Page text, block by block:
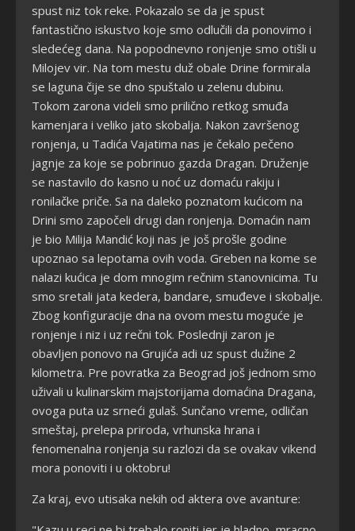
spust niz tok reke. Pokazalo se da je spust
fantastično iskustvo koje smo odlučili da ponovimo i
sledećeg dana. Na popodnevno ronjenje smo otišli u
Milojev vir. Na tom mestu duž obale Drine formirala
se laguna čije se dno spuštalo u zelenu dubinu.
Tokom zarona videli smo prilično retkog smuđa
kamenjara i veliko jato skobalja. Nakon završenog
ronjenja, u Tadića Vajatima nas je čekalo pečeno
jagnje za koje se pobrinuo gazda Dragan. Druženje
se nastavilo do kasno u noć uz domaću rakiju i
ronilačke priče. Sa na daleko poznatom kućicom na
Drini smo započeli drugi dan ronjenja. Domaćin nam
je bio Milija Mandić koji nas je još prošle godine
upoznao sa lepotama ovih voda. Greben na kome se
nalazi kućica je dom mnogim rečnim stanovnicima. Tu
smo sretali jata kedera, bandare, smuđeve i skobalje.
Zbog konfiguracije dna na ovom mestu moguće je
ronjenje i niz i uz rečni tok. Poslednji zaron je
obavljen ponovo na Grujića adi uz spust dužine 2
kilometra. Pre povratka za Beograd još jednom smo
uživali u kulinarskim majstorijama domaćina Dragana,
ovoga puta uz srneći gulaš. Sunčano vreme, odličan
smeštaj, prelepa priroda, vrhunska hrana i
fenomenalna ronjenja su razlozi da se ovakav vikend
mora ponoviti i u oktobru!
Za kraj, evo utisaka nekih od aktera ove avanture: